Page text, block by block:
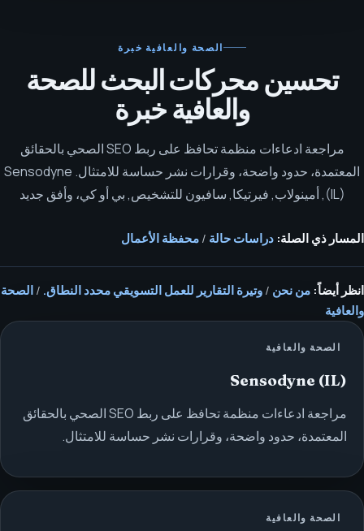
الصحة والعافية خبرة
تحسين محركات البحث للصحة
والعافية خبرة
مراجعة ادعاءات منظمة تحافظ على ربط SEO الصحي بالحقائق
المعتمدة، حدود واضحة، وقرارات نشر حساسة للامتثال. Sensodyne
(IL), أمينولاب, فيرتيكا, سافيون للتشخيص, بي أو كي، وأفق جديد
المسار ذي الصلة: دراسات حالة / محفظة الأعمال
انظر أيضاً: من نحن / وتيرة التقارير للعمل التسويقي محدد النطاق. / الصحة
والعافية
الصحة والعافية
Sensodyne (IL)
مراجعة ادعاءات منظمة تحافظ على ربط SEO الصحي بالحقائق
المعتمدة، حدود واضحة، وقرارات نشر حساسة للامتثال.
الصحة والعافية